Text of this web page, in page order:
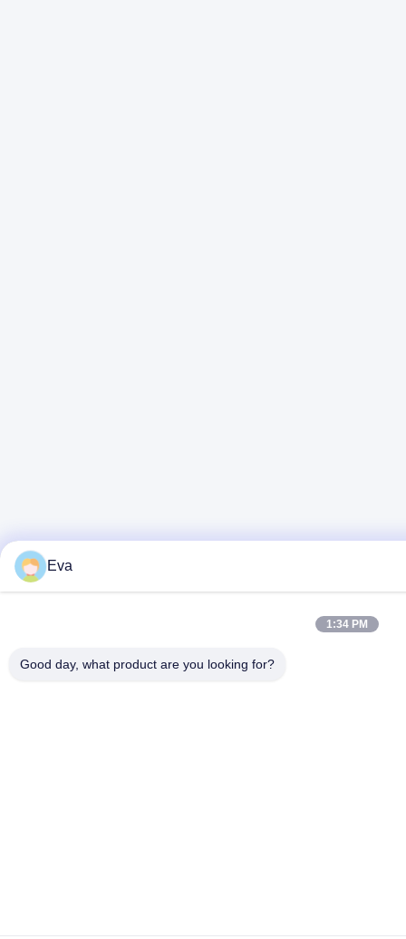
Eva
1:34 PM
Good day, what product are you looking for?